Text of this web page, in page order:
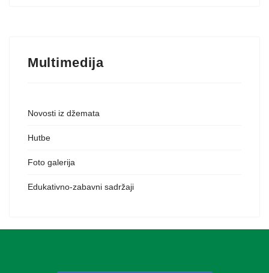
Multimedija
Novosti iz džemata
Hutbe
Foto galerija
Edukativno-zabavni sadržaji